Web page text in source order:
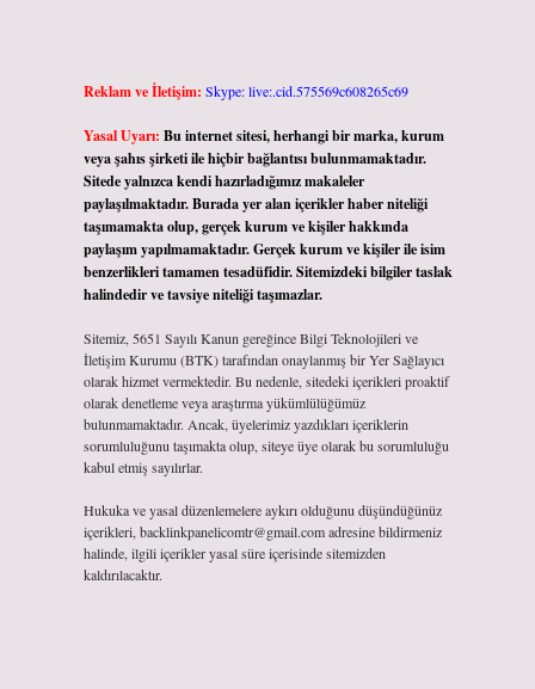
Reklam ve İletişim: Skype: live:.cid.575569c608265c69
Yasal Uyarı: Bu internet sitesi, herhangi bir marka, kurum
veya şahıs şirketi ile hiçbir bağlantısı bulunmamaktadır.
Sitede yalnızca kendi hazırladığımız makaleler
paylaşılmaktadır. Burada yer alan içerikler haber niteliği
taşımamakta olup, gerçek kurum ve kişiler hakkında
paylaşım yapılmamaktadır. Gerçek kurum ve kişiler ile isim
benzerlikleri tamamen tesadüfidir. Sitemizdeki bilgiler taslak
halindedir ve tavsiye niteliği taşımazlar.
Sitemiz, 5651 Sayılı Kanun gereğince Bilgi Teknolojileri ve
İletişim Kurumu (BTK) tarafından onaylanmış bir Yer Sağlayıcı
olarak hizmet vermektedir. Bu nedenle, sitedeki içerikleri proaktif
olarak denetleme veya araştırma yükümlülüğümüz
bulunmamaktadır. Ancak, üyelerimiz yazdıkları içeriklerin
sorumluluğunu taşımakta olup, siteye üye olarak bu sorumluluğu
kabul etmiş sayılırlar.
Hukuka ve yasal düzenlemelere aykırı olduğunu düşündüğünüz
içerikleri, backlinkpanelicomtr@gmail.comadresine bildirmeniz
halinde, ilgili içerikler yasal süre içerisinde sitemizden
kaldırılacaktır.